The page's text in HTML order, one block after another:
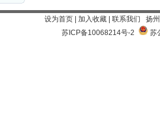
设为首页 加入收藏 联系我们 扬
苏ICP备10068214号-2
苏